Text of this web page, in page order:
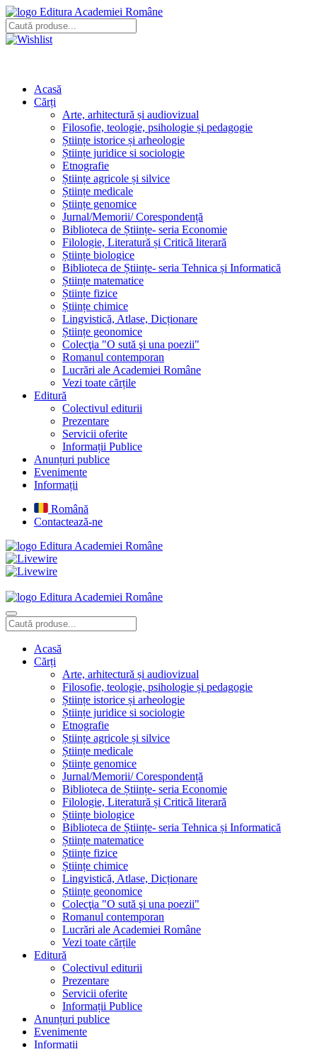
Editura Academiei Române
Acasă
Cărți
Arte, arhitectură și audiovizual
Filosofie, teologie, psihologie și pedagogie
Științe istorice și arheologie
Științe juridice si sociologie
Etnografie
Științe agricole și silvice
Științe medicale
Științe genomice
Jurnal/Memorii/ Corespondență
Biblioteca de Științe- seria Economie
Filologie, Literatură și Critică literară
Științe biologice
Biblioteca de Științe- seria Tehnica și Informatică
Științe matematice
Științe fizice
Științe chimice
Lingvistică, Atlase, Dicționare
Științe geonomice
Colecţia "O sută şi una poezii"
Romanul contemporan
Lucrări ale Academiei Române
Vezi toate cărțile
Editură
Colectivul editurii
Prezentare
Servicii oferite
Informații Publice
Anunțuri publice
Evenimente
Informații
Română
Contactează-ne
Editura Academiei Române
Editura Academiei Române
Acasă
Cărți
Arte, arhitectură și audiovizual
Filosofie, teologie, psihologie și pedagogie
Științe istorice și arheologie
Științe juridice si sociologie
Etnografie
Științe agricole și silvice
Științe medicale
Științe genomice
Jurnal/Memorii/ Corespondență
Biblioteca de Științe- seria Economie
Filologie, Literatură și Critică literară
Științe biologice
Biblioteca de Științe- seria Tehnica și Informatică
Științe matematice
Științe fizice
Științe chimice
Lingvistică, Atlase, Dicționare
Științe geonomice
Colecţia "O sută şi una poezii"
Romanul contemporan
Lucrări ale Academiei Române
Vezi toate cărțile
Editură
Colectivul editurii
Prezentare
Servicii oferite
Informații Publice
Anunțuri publice
Evenimente
Informații